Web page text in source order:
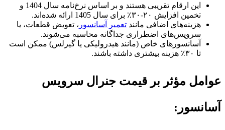
این ارقام تقریبی هستند و بر اساس نرخ‌نامه سال 1404 و
تخمین افزایش ۲۰-۳۰٪ برای سال 1405 ارائه شده‌اند.
هزینه‌های اضافی مانند تعمیر آسانسور ، تعویض قطعات، یا
سرویس‌های اضطراری جداگانه محاسبه می‌شوند.
آسانسورهای خاص (مانند هیدرولیکی یا گیرلس) ممکن است
تا ۳۰٪ هزینه بیشتری داشته باشند.
عوامل مؤثر بر قیمت جنرال سرویس
آسانسور: